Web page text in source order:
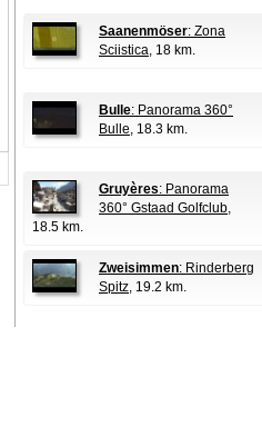
Saanenmöser: Zona
Sciistica, 18 km.
Bulle: Panorama 360°
Bulle, 18.3 km.
Gruyères: Panorama
360° Gstaad Golfclub,
18.5 km.
Zweisimmen: Rinderberg
Spitz, 19.2 km.